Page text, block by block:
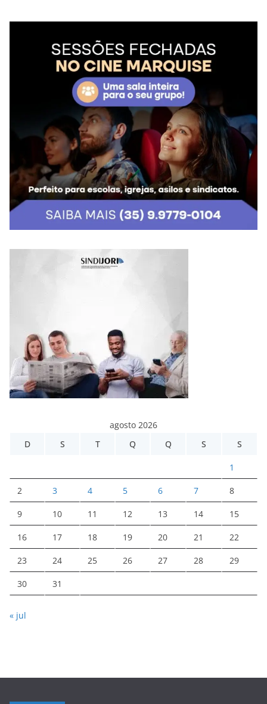
agosto 2026
D
S T Q Q S S
1
2 3 4 5 6 7 8
9 10 11 12 13 14 15
16 17 18 19 20 21 22
23 24 25 26 27 28 29
30 31
« jul